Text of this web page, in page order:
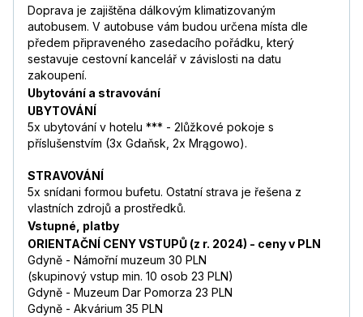
Doprava je zajištěna dálkovým klimatizovaným
autobusem. V autobuse vám budou určena místa dle
předem připraveného zasedacího pořádku, který
sestavuje cestovní kancelář v závislosti na datu
zakoupení.
Ubytování a stravování
UBYTOVÁNÍ
5x ubytování v hotelu *** - 2lůžkové pokoje s
příslušenstvím (3x Gdaňsk, 2x Mrągowo).
STRAVOVÁNÍ
5x snídani formou bufetu. Ostatní strava je řešena z
vlastních zdrojů a prostředků.
Vstupné, platby
ORIENTAČNÍ CENY VSTUPŮ (z r. 2024) - ceny v PLN
Gdyně - Námořní muzeum 30 PLN
(skupinový vstup min. 10 osob 23 PLN)
Gdyně - Muzeum Dar Pomorza 23 PLN
Gdyně - Akvárium 35 PLN